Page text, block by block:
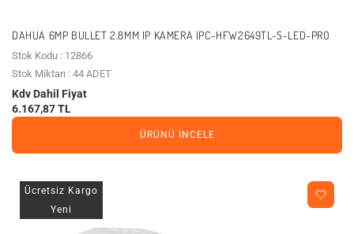
DAHUA 6MP BULLET 2.8MM IP KAMERA IPC-HFW2649TL-S-LED-PRO
Stok Kodu : 12866
Stok Miktarı : 44 ADET
Kdv Dahil Fiyat
6.167,87 TL
ÜRÜNÜ İNCELE
Ücretsiz Kargo
Yeni